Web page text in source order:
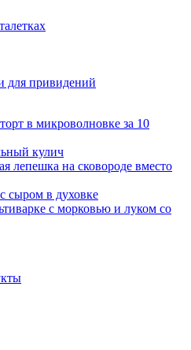
для привидений
в микроволновке за 10
кулич
лепешка на сковороде вместо
сыром в духовке
с морковью и луком со